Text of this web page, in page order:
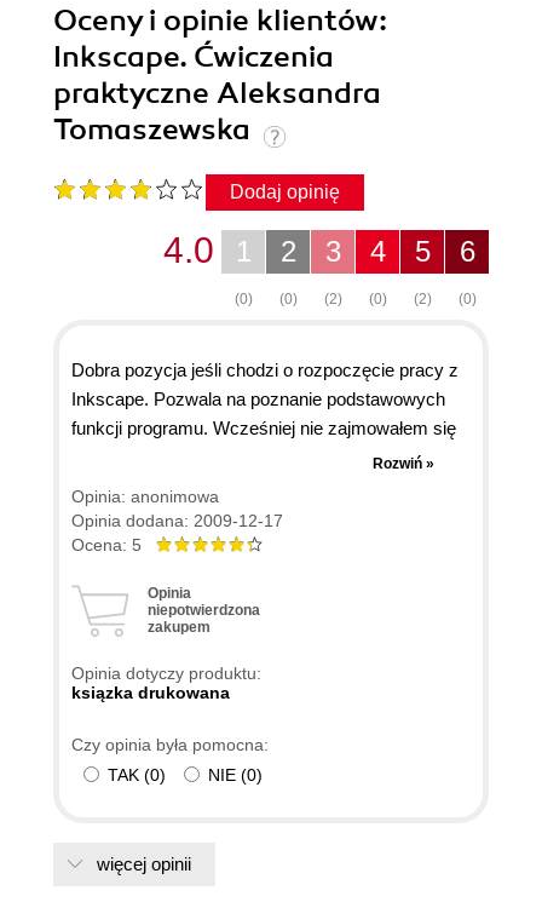
Oceny i opinie klientów:
Inkscape. Ćwiczenia
praktyczne Aleksandra
Tomaszewska
Dodaj opinię
6
(0)
5
(2)
4
(0)
3
(2)
2
(0)
1
(0)
4.0
Dobra pozycja jeśli chodzi o rozpoczęcie pracy z
Inkscape. Pozwala na poznanie podstawowych
funkcji programu. Wcześniej nie zajmowałem się
grafiką, no może poza Paintem. Z pomocą tej
książki po krótkim czasie byłem w stanie na
własne potrzeby robić już nieskomplikowane
grafiki. Polecam każdemu kto chce zacząć
Rozwiń »
Opinia: anonimowa
Opinia dodana: 2009-12-17
Ocena: 5
Opinia
niepotwierdzona
zakupem
Opinia dotyczy produktu:
ksiązka drukowana
Czy opinia była pomocna:
TAK (0) NIE (0)
więcej opinii